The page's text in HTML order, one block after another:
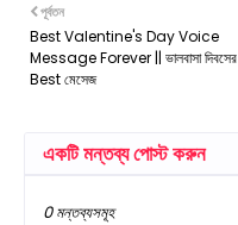
পূর্বতন
Best Valentine's Day Voice
Message Forever || ভালবাসা দিবসের
Best মেসেজ
একটি মন্তব্য পোস্ট করুন
0 মন্তব্যসমূহ